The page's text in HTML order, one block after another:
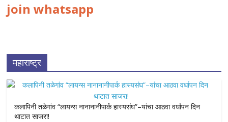
join whatsapp
महाराष्ट्र
कलापिनी तळेगांव “लायन्स नानानानीपार्क हास्यसंघ”–यांचा आठवा वर्धापन दिन
थाटात साजरा!